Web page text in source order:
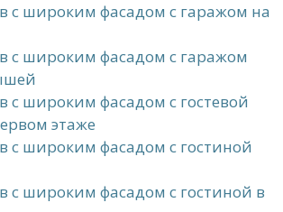
с широким фасадом с гаражом на
с широким фасадом с гаражом
с широким фасадом с гостевой
этаже
с широким фасадом с гостиной
с широким фасадом с гостиной в